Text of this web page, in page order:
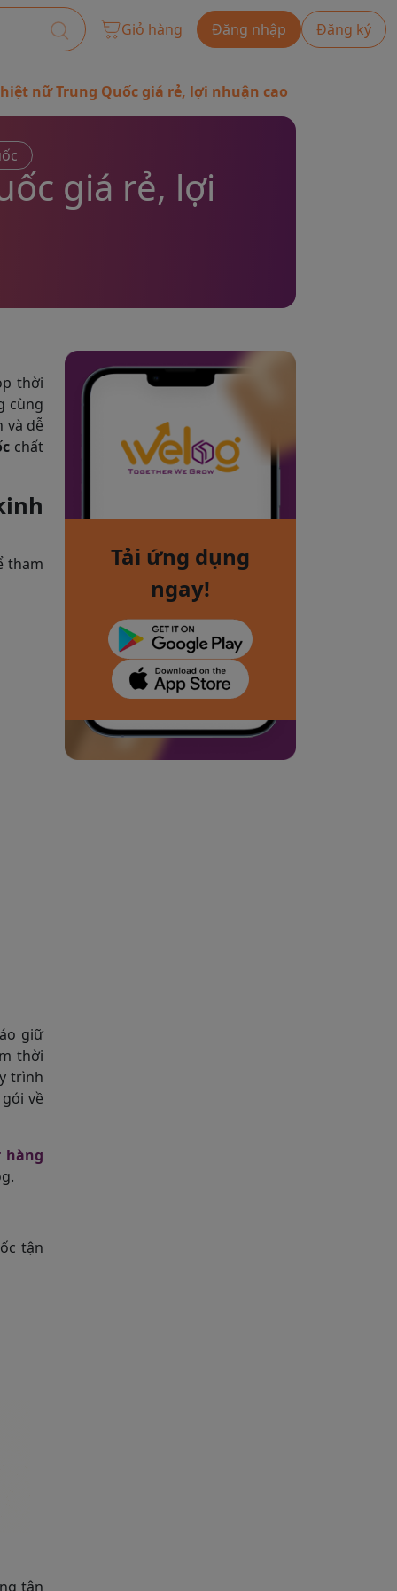
Giỏ hàng Đăng nhập Đăng ký
nữ Trung Quốc giá rẻ, lợi nhuận cao
giá rẻ, lợi
Tải ứng dụng
ngay!
thời
cùng
và dễ
chất
tham
giữ
thời
trình
về
hàng
tận
tận